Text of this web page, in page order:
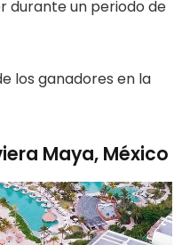
durante un periodo de
los ganadores en la
Maya, México